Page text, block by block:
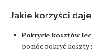
Jakie korzyści daje
Pokrycie kosztów
pomóc pokryć koszty